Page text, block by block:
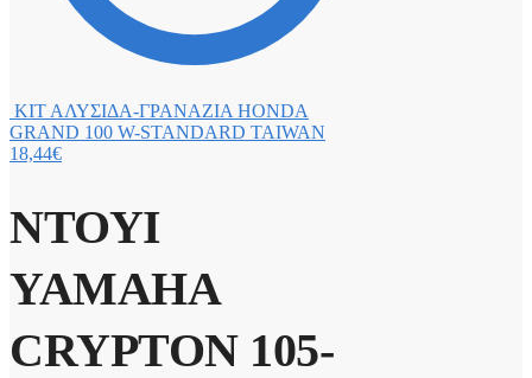
ΚΙΤ ΑΛΥΣΙΔΑ-ΓΡΑΝΑΖΙΑ HONDA
GRAND 100 W-STANDARD TAIWAN
18,44€
ΝΤΟΥΙ
YAMAHA
CRYPTON 105-